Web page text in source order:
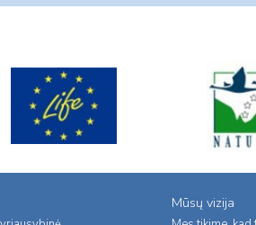
Mūsų vizija